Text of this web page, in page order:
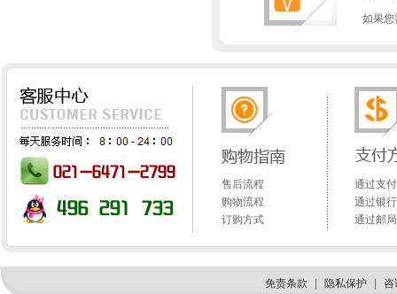
如果您
售后流程
购物流程
订购方式
通过支
通过银
通过邮
免责条款 隐私保护 咨